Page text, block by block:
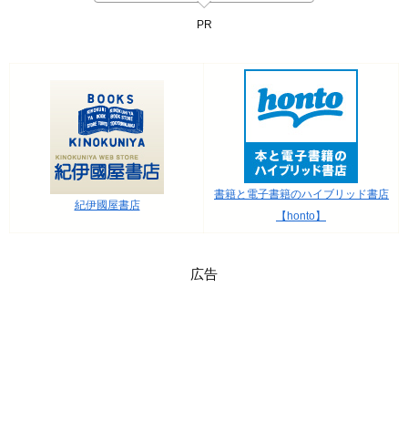
PR
紀伊國屋書店
書籍と電子書籍のハイブリッド書店
【honto】
広告